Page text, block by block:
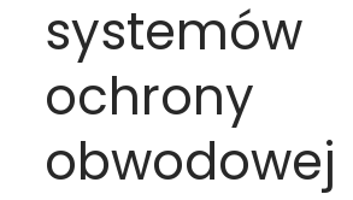
systemów
ochrony
obwodowej